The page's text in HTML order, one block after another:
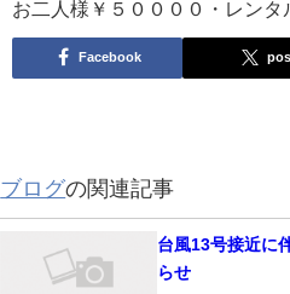
お二人様￥５００００・レンタ
Facebook
ブログの関連記事
台風13号接近に
らせ